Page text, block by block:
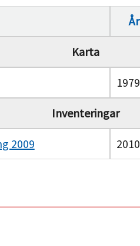
År
Karta
1979
Inventeringar
2009 2010